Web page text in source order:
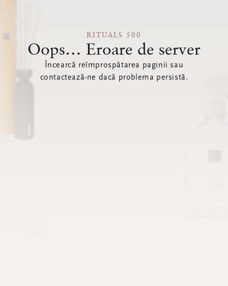
RITUALS 500
Oops… Eroare de server
Încearcă reîmprospătarea paginii sau
contactează-ne dacă problema persistă.